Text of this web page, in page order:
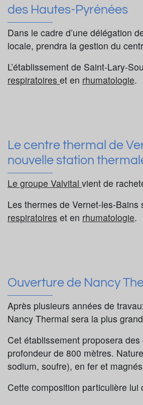
des Hautes-Pyrénées
Dans le cadre d’une délégation
locale, prendra la gestion du
L’établissement de Saint-Lary-
respiratoires et en rhumatologie.
Le centre thermal de
nouvelle station
Le groupe Valvital vient de
Les thermes de Vernet-les-
respiratoires et en rhumatologie.
Ouverture de Nancy
Après plusieurs années de
Nancy Thermal sera la plus
Cet établissement proposera
profondeur de 800 mètres.
sodium, soufre), en fer et
Cette composition particulière